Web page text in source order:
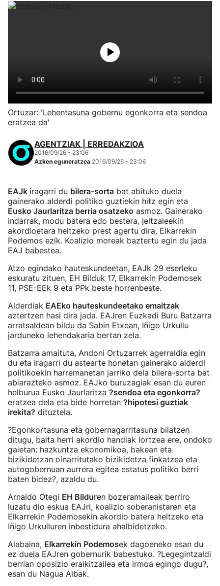
Ortuzar: 'Lehentasuna gobernu egonkorra eta sendoa
eratzea da'
AGENTZIAK | ERREDAKZIOA
2016/09/26 - 23:06
Azken eguneratzea 2016/09/26 - 23:06
EAJk iragarri du bilera-sorta bat abituko duela
gainerako alderdi politiko guztiekin hitz egin eta
Eusko Jaurlaritza berria osatzeko asmoz. Gainerako
indarrak, modu batera edo bestera, jeltzaleekin
akordioetara heltzeko prest agertu dira, Elkarrekin
Podemos ezik. Koalizio moreak baztertu egin du jada
EAJ babestea.
Atzo egindako hauteskundeetan, EAJk 29 eserleku
eskuratu zituen, EH Bilduk 17, Elkarrekin Podemosek
11, PSE-EEk 9 eta PPk beste horrenbeste.
Alderdiak EAEko hauteskundeetako emaitzak
aztertzen hasi dira jada. EAJren Euzkadi Buru Batzarra
arratsaldean bildu da Sabin Etxean, Iñigo Urkullu
jarduneko lehendakaria bertan zela.
Batzarra amaituta, Andoni Ortuzarrek agerraldia egin
du eta iragarri du astearte honetan gainerako alderdi
politikoekin harremanetan jarriko dela bilera-sorta bat
abiarazteko asmoz. EAJko buruzagiak esan du euren
helburua Eusko Jaurlaritza ?sendoa eta egonkorra?
eratzea dela eta bide horretan ?hipotesi guztiak
irekita? dituztela.
?Egonkortasuna eta gobernagarritasuna bilatzen
ditugu, baita herri akordio handiak lortzea ere, ondoko
gaietan: hazkuntza ekonomikoa, bakean eta
bizikidetzan oinarritutako bizikidetza finkatzea eta
autogobernuan aurrera egitea estatus politiko berri
baten bidez?, azaldu du.
Arnaldo Otegi EH Bilduren bozeramaileak berriro
luzatu dio eskua EAJri, koalizio soberanistaren eta
Elkarrekin Podemosekin akordio batera heltzeko eta
Iñigo Urkulluren inbestidura ahalbidetzeko.
Alabaina, Elkarrekin Podemosek dagoeneko esan du
ez duela EAJren gobernurik babestuko. ?Legegintzaldi
berrian oposizio eraikitzailea eta irmoa egingo dugu?,
esan du Nagua Albak.